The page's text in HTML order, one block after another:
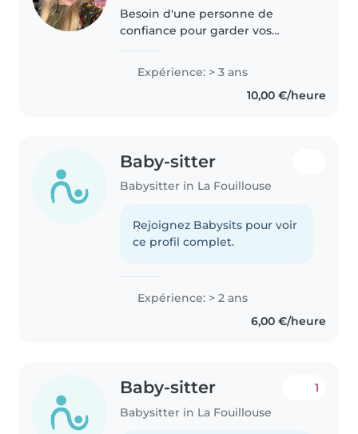
Besoin d'une personne de
confiance pour garder vos
moments ? Me voilà ! Étudiante
en droit, majeure, véhiculée et
Expérience: > 3 ans
10,00 €/heure
Baby-sitter
Babysitter in La Fouillouse
Rejoignez Babysits pour voir
ce profil complet.
Expérience: > 2 ans
6,00 €/heure
Baby-sitter
Babysitter in La Fouillouse
1